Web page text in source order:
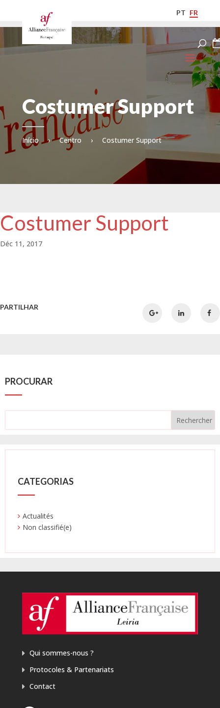
PT FR
Costumer Support
Início › Centro › Costumer Support
Costumer Support
Déc 11, 2017
PARTILHAR
PROCURAR
CATEGORIAS
Actualités
Non classifié(e)
Qui sommes-nous ?
Protocoles & Partenariats
Contact